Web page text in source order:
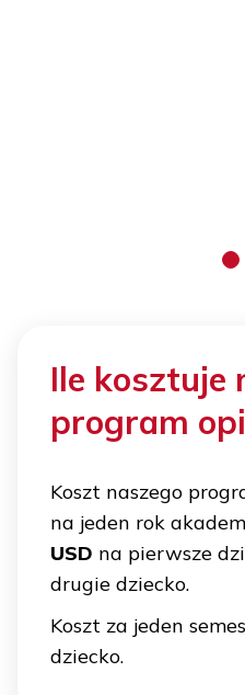
Ile kosztuje
program
Koszt naszego
na jeden rok
USD na pierwsze
drugie dziecko.
Koszt za jeden
dziecko.